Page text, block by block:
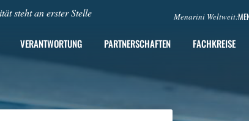
steht an erster Stelle Menarini Weltweit:
VERANTWORTUNG PARTNERSCHAFTEN FACHKREISE